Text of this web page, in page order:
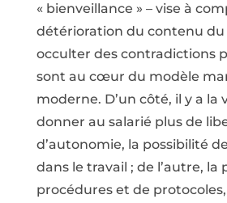
« bienveillance » – vise à
détérioration du contenu du
occulter des contradictions
sont au cœur du modèle
moderne. D’un côté, il y a la
donner au salarié plus de
d’autonomie, la possibilité
dans le travail ; de l’autre, la
procédures et de protocoles,